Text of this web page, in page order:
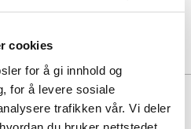
cookies
for å gi innhold og
for å levere sosiale
trafikken vår. Vi deler
3-7 dager